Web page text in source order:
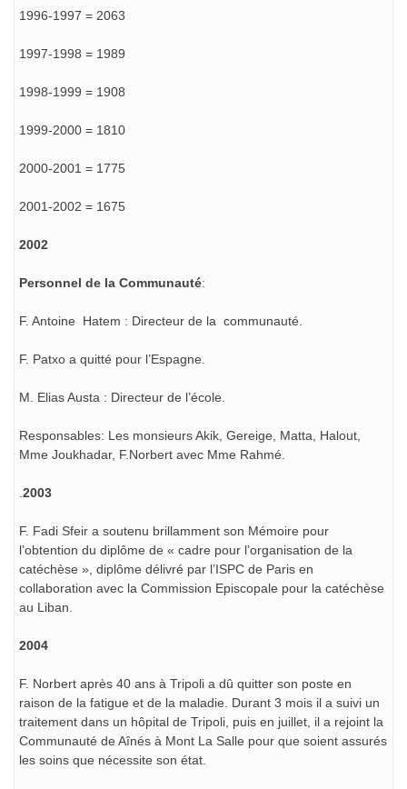
1996-1997 = 2063
1997-1998 = 1989
1998-1999 = 1908
1999-2000 = 1810
2000-2001 = 1775
2001-2002 = 1675
2002
Personnel de la Communauté:
F. Antoine Hatem : Directeur de la communauté.
F. Patxo a quitté pour l’Espagne.
M. Elias Austa : Directeur de l’école.
Responsables: Les monsieurs Akik, Gereige, Matta, Halout,
Mme Joukhadar, F.Norbert avec Mme Rahmé.
2003
F. Fadi Sfeir a soutenu brillamment son Mémoire pour
l’obtention du diplôme de « cadre pour l’organisation de la
catéchèse », diplôme délivré par l’ISPC de Paris en
collaboration avec la Commission Episcopale pour la catéchèse
au Liban.
2004
F. Norbert après 40 ans à Tripoli a dû quitter son poste en
raison de la fatigue et de la maladie. Durant 3 mois il a suivi un
traitement dans un hôpital de Tripoli, puis en juillet, il a rejoint la
Communauté de Aînés à Mont La Salle pour que soient assurés
les soins que nécessite son état.